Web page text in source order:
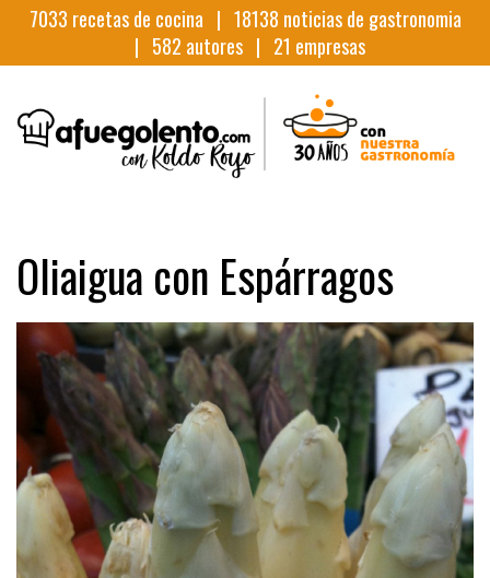
7033 recetas de cocina | 18138 noticias de gastronomia
| 582 autores | 21 empresas
Oliaigua con Espárragos